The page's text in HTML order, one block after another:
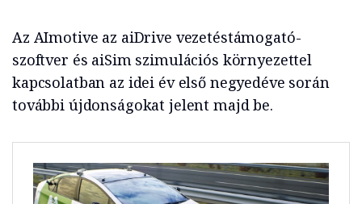
Az AImotive az aiDrive vezetéstámogató-
szoftver és aiSim szimulációs környezettel
kapcsolatban az idei év első negyedéve során
további újdonságokat jelent majd be.